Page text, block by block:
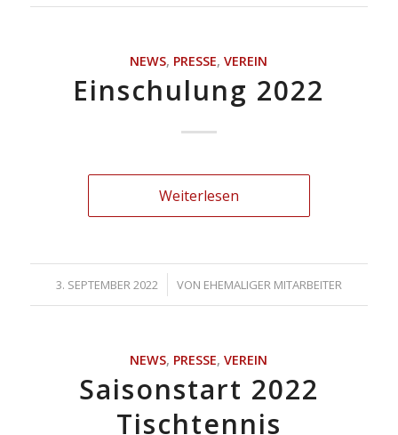
NEWS, PRESSE,VEREIN
Einschulung 2022
Weiterlesen
3. SEPTEMBER 2022
/ VON EHEMALIGER MITARBEITER
NEWS, PRESSE,VEREIN
Saisonstart 2022
Tischtennis